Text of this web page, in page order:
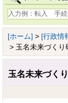
[ホーム] > [行政情
> 玉名未来づくり
玉名未来づく